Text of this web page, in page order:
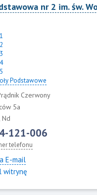
nr 2 im. św.
1
2
3
4
5
Podstawowe
Czerwony
5a
Nd
121-006
telefonu
E-mail
witrynę